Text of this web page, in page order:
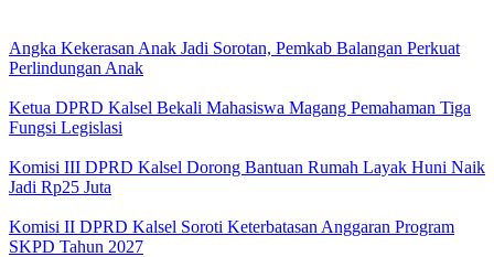
Angka Kekerasan Anak Jadi Sorotan, Pemkab Balangan Perkuat
Perlindungan Anak
Ketua DPRD Kalsel Bekali Mahasiswa Magang Pemahaman Tiga
Fungsi Legislasi
Komisi III DPRD Kalsel Dorong Bantuan Rumah Layak Huni Naik
Jadi Rp25 Juta
Komisi II DPRD Kalsel Soroti Keterbatasan Anggaran Program
SKPD Tahun 2027